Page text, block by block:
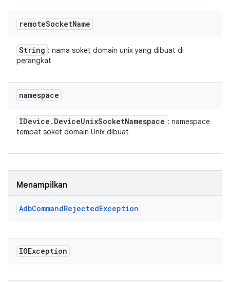
remoteSocketName
String : nama soket domain unix yang dibuat di
perangkat
namespace
IDevice . DeviceUnixSocketNamespace : namespace
tempat soket domain Unix dibuat
Menampilkan
AdbCommandRejectedException
IOException